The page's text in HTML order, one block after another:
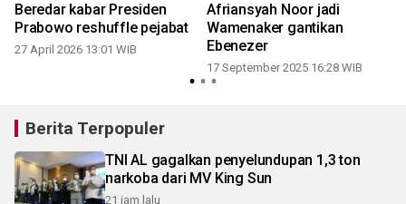
Beredar kabar Presiden
Prabowo reshuffle pejabat
27 April 2026 13:01 WIB
Afriansyah Noor jadi
Wamenaker gantikan
Ebenezer
17 September 2025 16:28 WIB
Berita Terpopuler
TNI AL gagalkan penyelundupan 1,3 ton
narkoba dari MV King Sun
21 jam lalu